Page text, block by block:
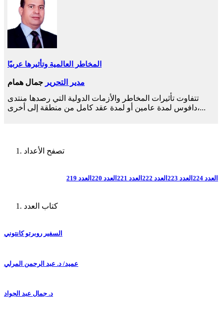
المخاطر العالمية وتأثيرها عربيًا
مدير التحرير جمال همام
تتفاوت تأثيرات المخاطر والأزمات الدولية التي رصدها منتدى
دافوس لمدة عامين أو لمدة عقد كامل من منطقة إلى أخرى،...
تصفح الأعداد
العدد 224 العدد 223 العدد 222 العدد 221 العدد 220 العدد 219
كتاب العدد
السفير روبرتو كانتوني
عميد/ د. عبد الرحمن المرلي
د. جمال عبد الجواد